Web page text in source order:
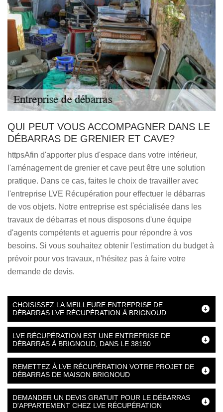
QUI PEUT VOUS ACCOMPAGNER DANS LE
DÉBARRAS DE GRENIER ET CAVE?
httpsAfin d'apporter plus d'espace dans votre intérieur,
l'aménagement de grenier et cave peut être une solution
pratique. Dans ce cas, faites le choix de travailler avec
l'entreprise LVE Récupération pour effectuer le débarras
de vos objets. Notre entreprise est spécialisée dans les
travaux de débarras et nous disposons d'une équipe
d'agents compétents et aguerris pour répondre à vos
besoins. Si vous souhaitez obtenir l'estimation du budget à
prévoir pour vos travaux, n'hésitez pas à faire votre
demande de devis.
CHOISISSEZ LA MEILLEURE ENTREPRISE DE
DÉBARRAS LVE RÉCUPÉRATION À BRIGNOUD
LVE RÉCUPÉRATION EST UNE ENTREPRISE DE
DÉBARRAS À BRIGNOUD, DANS LE 38190
REMETTEZ À LVE RÉCUPÉRATION VOTRE PROJET DE
DÉBARRAS DE MAISON BRIGNOUD
DEMANDER UN DEVIS GRATUIT POUR LE DÉBARRAS
D'APPARTEMENT CHEZ LVE RÉCUPÉRATION